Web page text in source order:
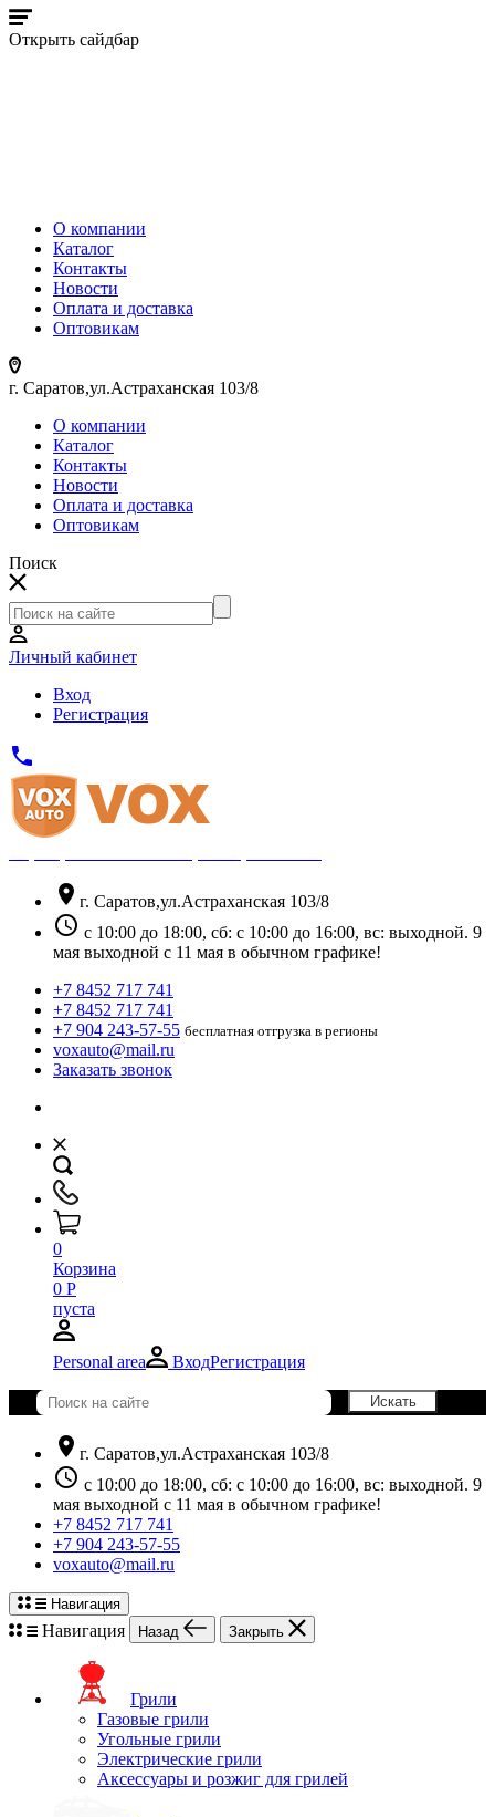
Открыть сайдбар
О компании
Каталог
Контакты
Новости
Оплата и доставка
Оптовикам
г. Саратов,ул.Астраханская 103/8
О компании
Каталог
Контакты
Новости
Оплата и доставка
Оптовикам
Поиск
Личный кабинет
Вход
Регистрация
phone
location_on г. Саратов,ул.Астраханская 103/8
schedule с 10:00 до 18:00, сб: с 10:00 до 16:00, вс: выходной. 9
мая выходной с 11 мая в обычном графике!
+7 8452 717 741
+7 8452 717 741
+7 904 243-57-55 бесплатная отгрузка в регионы
voxauto@mail.ru
Заказать звонок
0
Корзина
0 Р
пуста
Personal area ВходРегистрация
location_on г. Саратов,ул.Астраханская 103/8
schedule с 10:00 до 18:00, сб: с 10:00 до 16:00, вс: выходной. 9
мая выходной с 11 мая в обычном графике!
+7 8452 717 741
+7 904 243-57-55
voxauto@mail.ru
Навигация
Навигация Назад Закрыть
Грили
Газовые грили
Угольные грили
Электрические грили
Аксессуары и розжиг для грилей